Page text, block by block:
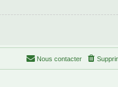
Nous contacter